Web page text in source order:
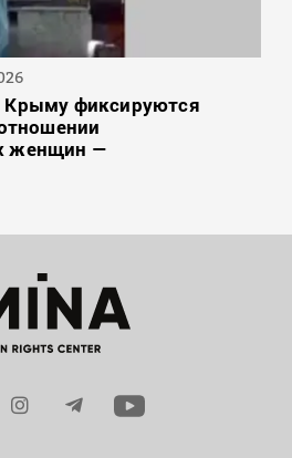
Крыму фиксируются
женщин —